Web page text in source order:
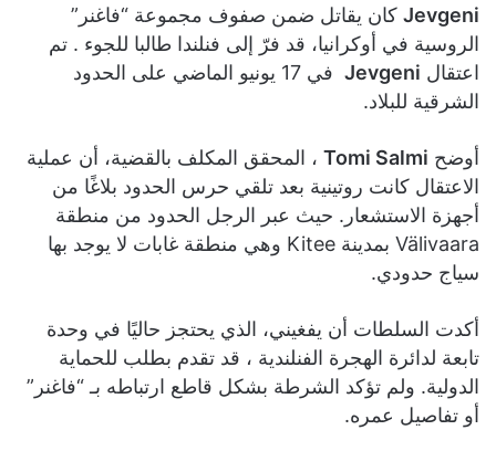
Jevgeni كان يقاتل ضمن صفوف مجموعة “فاغنر”
الروسية في أوكرانيا، قد فرّ إلى فنلندا طالبا للجوء . تم
اعتقال Jevgeni
في 17 يونيو الماضي على الحدود
الشرقية للبلاد.
أوضح Tomi Salmi ، المحقق المكلف بالقضية، أن عملية
الاعتقال كانت روتينية بعد تلقي حرس الحدود بلاغًا من
أجهزة الاستشعار. حيث عبر الرجل الحدود من منطقة
Välivaara بمدينة Kitee وهي منطقة غابات لا يوجد بها
سياج حدودي.
أكدت السلطات أن يفغيني، الذي يحتجز حاليًا في وحدة
تابعة لدائرة الهجرة الفنلندية ، قد تقدم بطلب للحماية
الدولية. ولم تؤكد الشرطة بشكل قاطع ارتباطه بـ “فاغنر”
أو تفاصيل عمره.